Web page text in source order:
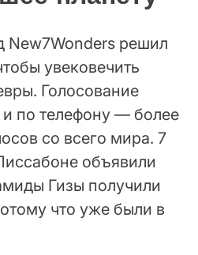
решил
увековечить
Голосование
по телефону — более
со всего мира. 7
объявили
Гизы получили
что уже были в